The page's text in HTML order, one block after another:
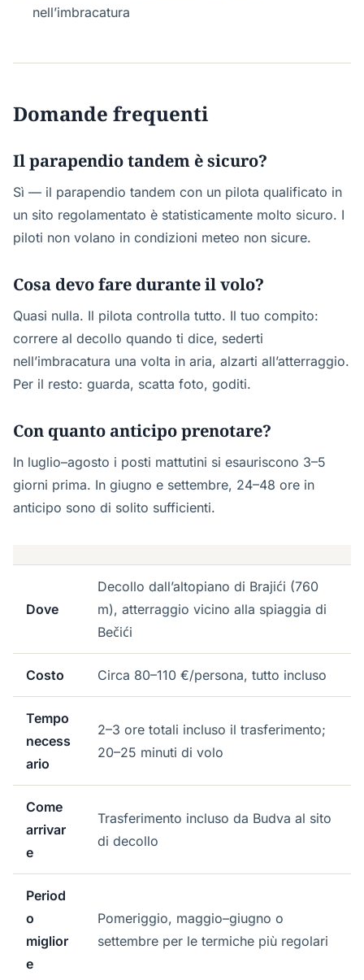
nell’imbracatura
Domande frequenti
Il parapendio tandem è sicuro?
Sì — il parapendio tandem con un pilota qualificato in
un sito regolamentato è statisticamente molto sicuro. I
piloti non volano in condizioni meteo non sicure.
Cosa devo fare durante il volo?
Quasi nulla. Il pilota controlla tutto. Il tuo compito:
correre al decollo quando ti dice, sederti
nell’imbracatura una volta in aria, alzarti all’atterraggio.
Per il resto: guarda, scatta foto, goditi.
Con quanto anticipo prenotare?
In luglio–agosto i posti mattutini si esauriscono 3–5
giorni prima. In giugno e settembre, 24–48 ore in
anticipo sono di solito sufficienti.
Dove
Decollo dall’altopiano di Brajići (760
m), atterraggio vicino alla spiaggia di
Bečići
Costo Circa 80–110 €/persona, tutto incluso
Tempo
necess
ario
2–3 ore totali incluso il trasferimento;
20–25 minuti di volo
Come
arrivar
e
Trasferimento incluso da Budva al sito
di decollo
Period
o
miglior
e
Pomeriggio, maggio–giugno o
settembre per le termiche più regolari